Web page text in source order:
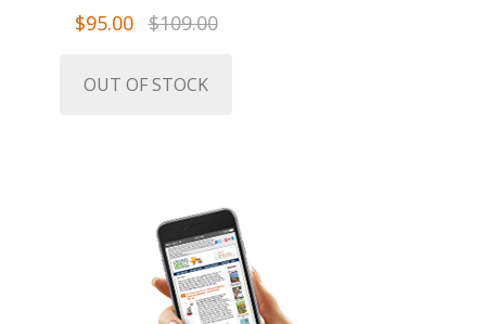
$95.00 $109.00
OUT OF STOCK